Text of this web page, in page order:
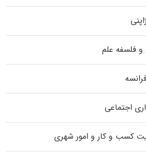
و فلسفه علم
اجتماعی
کسب و کار و امور شهری